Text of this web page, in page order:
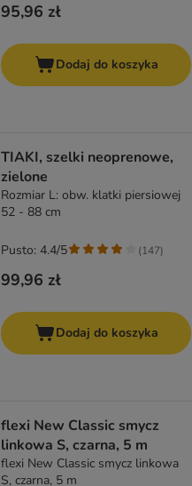
95,96 zł
Dodaj do koszyka
TIAKI, szelki neoprenowe,
zielone
Rozmiar L: obw. klatki piersiowej
52 - 88 cm
99,96 zł
Pusto: 4.4/5 (147)
Dodaj do koszyka
flexi New Classic smycz
linkowa S, czarna, 5 m
flexi New Classic smycz linkowa
S, czarna, 5 m